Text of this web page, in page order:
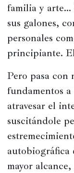
familia y arte…
sus galones,
personales
principiante.
Pero pasa con
fundamentos
atravesar el
suscitándole
autobiográfica
mayor